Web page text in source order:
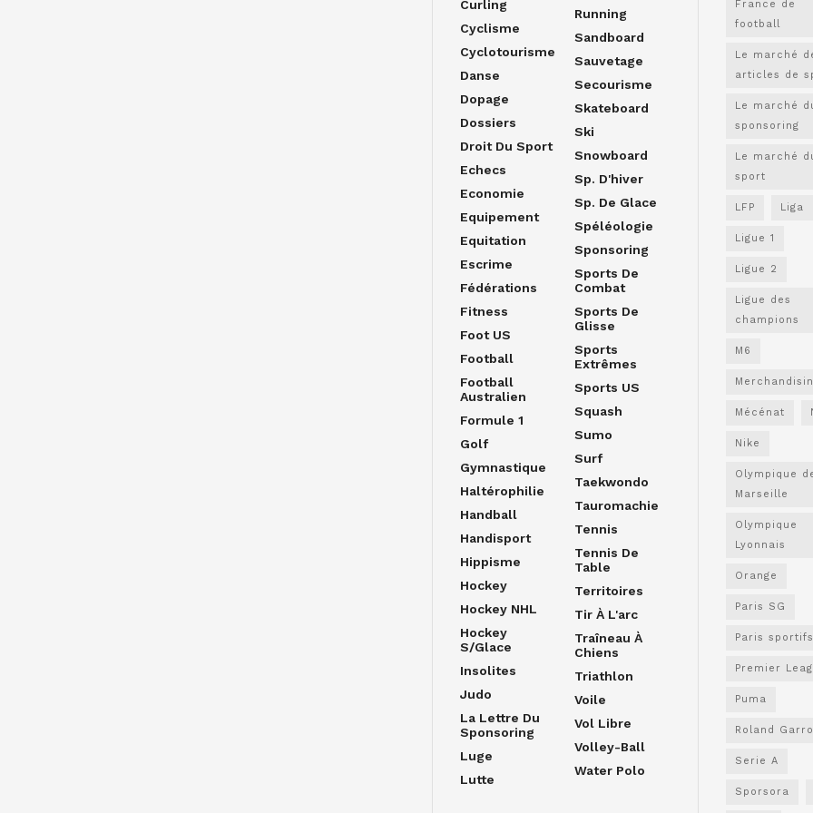
Curling
Cyclisme
Cyclotourisme
Danse
Dopage
Dossiers
Droit Du Sport
Echecs
Economie
Equipement
Equitation
Escrime
Fédérations
Fitness
Foot US
Football
Football
Australien
Formule 1
Golf
Gymnastique
Haltérophilie
Handball
Handisport
Hippisme
Hockey
Hockey NHL
Hockey
S/glace
Insolites
Judo
La Lettre Du
Sponsoring
Luge
Lutte
Running
Sandboard
Sauvetage
Secourisme
Skateboard
Ski
Snowboard
Sp. D'hiver
Sp. De Glace
Spéléologie
Sponsoring
Sports De
Combat
Sports De
Glisse
Sports
Extrêmes
Sports US
Squash
Sumo
Surf
Taekwondo
Tauromachie
Tennis
Tennis De
Table
Territoires
Tir À L'arc
Traîneau À
Chiens
Triathlon
Voile
Vol Libre
Volley-Ball
Water Polo
France de
football
Le marché
articles de
Le marché
sponsoring
Le marché
sport
LFP Liga
Ligue 1
Ligue 2
Ligue des
champions
M6
Mécénat
Nike
Olympique
Marseille
Olympique
Lyonnais
Orange
Paris SG
Paris sportifs
Premier
Puma
Roland
Serie A
Sporsora